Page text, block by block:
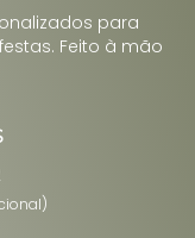
para
Feito à mão